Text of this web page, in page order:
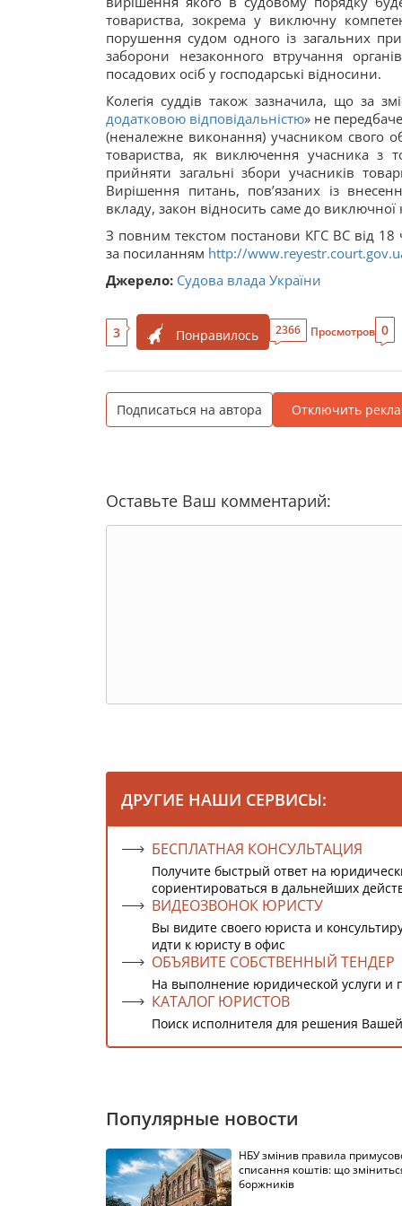
товариства, зокрема у виключну
порушення судом одного із загальних
заборони незаконного втручання
посадових осіб у господарські відносини.
Колегія суддів також зазначила, що за
додатковою відповідальністю» не
(неналежне виконання) учасником свого
товариства, як виключення учасника з
прийняти загальні збори учасників
Вирішення питань, пов’язаних із
вкладу, закон відносить саме до виключної
З повним текстом постанови КГС ВС від 18
за посиланням http://
Джерело: Судова влада України
3 Понравилось 2366 Просмотров 0
Подписаться на автора Отключить
Оставьте Ваш комментарий:
ДРУГИЕ НАШИ СЕРВИСЫ:
БЕСПЛАТНАЯ КОНСУЛЬТАЦИЯ
Получите быстрый ответ на
сориентироваться в дальнейших
ВИДЕОЗВОНОК ЮРИСТУ
Вы видите своего юриста и
идти к юристу в офис
ОБЪЯВИТЕ СОБСТВЕННЫЙ ТЕНДЕР
На выполнение юридической услуги и
КАТАЛОГ ЮРИСТОВ
Поиск исполнителя для решения
Популярные новости
НБУ змінив правила
списання коштів: що
боржників